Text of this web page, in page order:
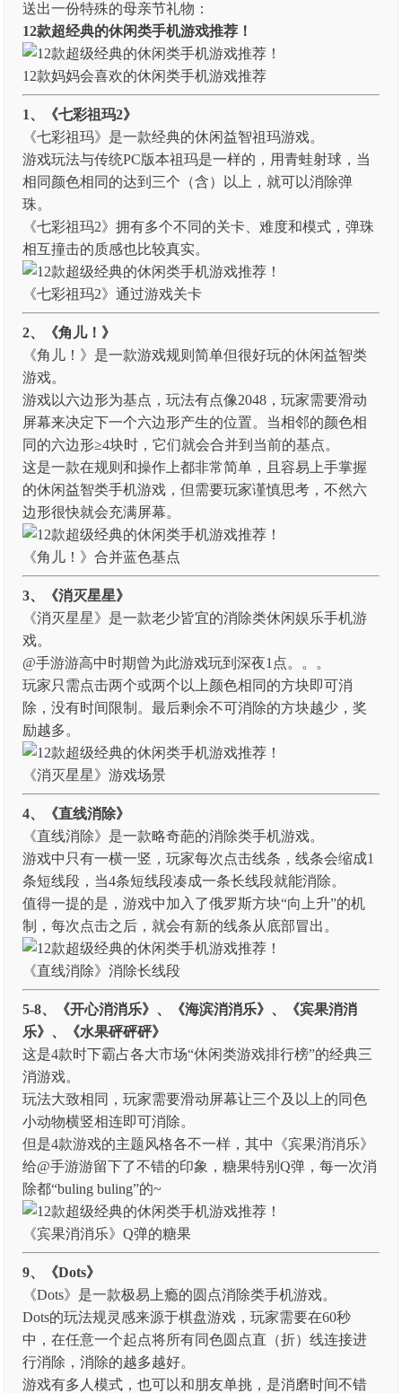
送出一份特殊的母亲节礼物：
12款超经典的休闲类手机游戏推荐！
12款妈妈会喜欢的休闲类手机游戏推荐
1、《七彩祖玛2》
《七彩祖玛》是一款经典的休闲益智祖玛游戏。
游戏玩法与传统PC版本祖玛是一样的，用青蛙射球，当
相同颜色相同的达到三个（含）以上，就可以消除弹
珠。
《七彩祖玛2》拥有多个不同的关卡、难度和模式，弹珠
相互撞击的质感也比较真实。
《七彩祖玛2》通过游戏关卡
2、《角儿！》
《角儿！》是一款游戏规则简单但很好玩的休闲益智类
游戏。
游戏以六边形为基点，玩法有点像2048，玩家需要滑动
屏幕来决定下一个六边形产生的位置。当相邻的颜色相
同的六边形≥4块时，它们就会合并到当前的基点。
这是一款在规则和操作上都非常简单，且容易上手掌握
的休闲益智类手机游戏，但需要玩家谨慎思考，不然六
边形很快就会充满屏幕。
《角儿！》合并蓝色基点
3、《消灭星星》
《消灭星星》是一款老少皆宜的消除类休闲娱乐手机游
戏。
@手游游高中时期曾为此游戏玩到深夜1点。。。
玩家只需点击两个或两个以上颜色相同的方块即可消
除，没有时间限制。最后剩余不可消除的方块越少，奖
励越多。
《消灭星星》游戏场景
4、《直线消除》
《直线消除》是一款略奇葩的消除类手机游戏。
游戏中只有一横一竖，玩家每次点击线条，线条会缩成1
条短线段，当4条短线段凑成一条长线段就能消除。
值得一提的是，游戏中加入了俄罗斯方块“向上升”的机
制，每次点击之后，就会有新的线条从底部冒出。
《直线消除》消除长线段
5-8、《开心消消乐》、《海滨消消乐》、《宾果消消
乐》、《水果砰砰砰》
这是4款时下霸占各大市场“休闲类游戏排行榜”的经典三
消游戏。
玩法大致相同，玩家需要滑动屏幕让三个及以上的同色
小动物横竖相连即可消除。
但是4款游戏的主题风格各不一样，其中《宾果消消乐》
给@手游游留下了不错的印象，糖果特别Q弹，每一次消
除都“buling buling”的~
《宾果消消乐》Q弹的糖果
9、《Dots》
《Dots》是一款极易上瘾的圆点消除类手机游戏。
Dots的玩法规灵感来源于棋盘游戏，玩家需要在60秒
中，在任意一个起点将所有同色圆点直（折）线连接进
行消除，消除的越多越好。
游戏有多人模式，也可以和朋友单挑，是消磨时间不错